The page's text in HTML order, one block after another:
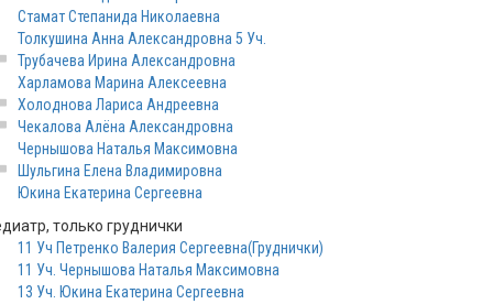
Стамат Степанида Николаевна
Толкушина Анна Александровна 5 Уч.
Трубачева Ирина Александровна
Харламова Марина Алексеевна
Холоднова Лариса Андреевна
Чекалова Алёна Александровна
Чернышова Наталья Максимовна
Шульгина Елена Владимировна
Юкина Екатерина Сергеевна
только груднички
11 Уч Петренко Валерия Сергеевна(Груднички)
11 Уч. Чернышова Наталья Максимовна
13 Уч. Юкина Екатерина Сергеевна